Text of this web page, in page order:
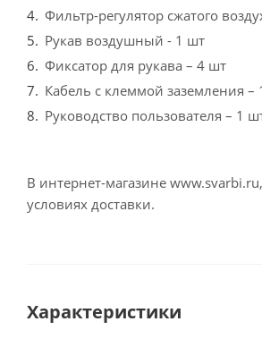
Фильтр-регулятор сжатого
Рукав воздушный - 1 шт
Фиксатор для рукава – 4 шт
Кабель с клеммой заземления –
Руководство пользователя – 1
В интернет-магазине
условиях доставки.
Характеристики